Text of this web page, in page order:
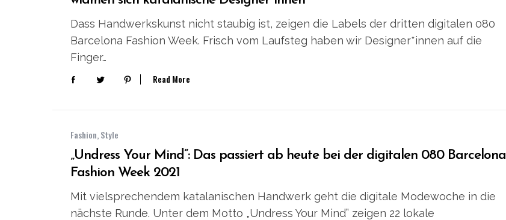
Dass Handwerkskunst nicht staubig ist, zeigen die Labels der dritten digitalen 080
Barcelona Fashion Week. Frisch vom Laufsteg haben wir Designer*innen auf die
Finger…
Read More
Fashion,Style
„Undress Your Mind”: Das passiert ab heute bei der digitalen 080 Barcelona
Fashion Week 2021
Mit vielsprechendem katalanischen Handwerk geht die digitale Modewoche in die
nächste Runde. Unter dem Motto „Undress Your Mind” zeigen 22 lokale